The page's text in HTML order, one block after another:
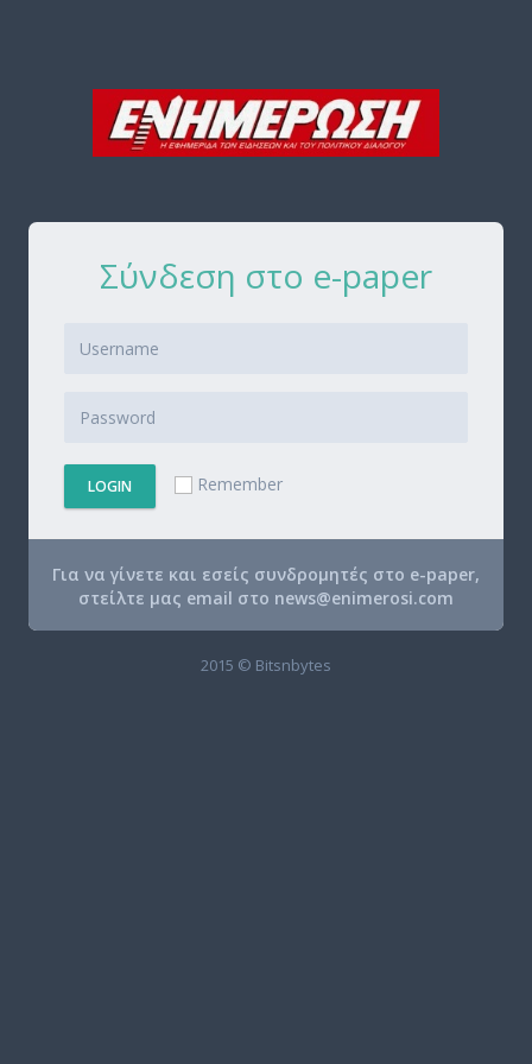
Σύνδεση στο e-paper
LOGIN Remember
Για να γίνετε και εσείς συνδρομητές στο e-paper,
στείλτε μας email στο news@enimerosi.com
2015 © Bitsnbytes